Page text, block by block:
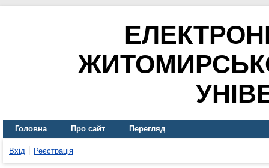
Головна Про сайт Перегляд
Вхід Реєстрація